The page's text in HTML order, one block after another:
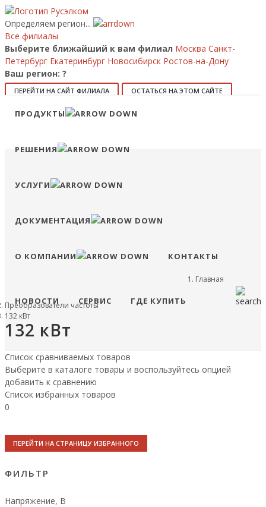
Определяем регион...
Все филиалы
Выберите ближайший к вам филиал Москва Санкт-
Петербург Екатеринбург Новосибирск Ростов-на-Дону
Ваш регион: ?
ПЕРЕЙТИ НА САЙТ ФИЛИАЛА ОСТАТЬСЯ НА ЭТОМ САЙТЕ
Позвонить
Сравнение
ПРОДУКТЫ
РЕШЕНИЯ
УСЛУГИ
ДОКУМЕНТАЦИЯ
О КОМПАНИИ КОНТАКТЫ
НОВОСТИ СЕРВИС ГДЕ КУПИТЬ
Главная
Преобразователи частоты
132 кВт
132 кВт
Список сравниваемых товаров
Выберите в каталоге товары и воспользуйтесь опцией
добавить к сравнению
Список избранных товаров
0
ПЕРЕЙТИ НА СТРАНИЦУ ИЗБРАННОГО
ФИЛЬТР
Напряжение, В